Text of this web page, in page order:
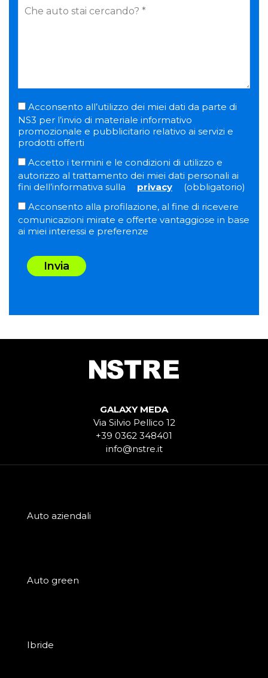
Acconsento all’utilizzo dei miei dati da parte di
NS3 per l’invio di materiale informativo
promozionale e pubblicitario relativo ai servizi e
prodotti offerti
Accetto i termini e le condizioni di utilizzo e
autorizzo al trattamento dei miei dati personali ai
fini dell’informativa sulla
privacy
(obbligatorio)
Acconsento alla profilazione, al fine di ricevere
comunicazioni mirate e offerte vantaggiose in base
ai miei interessi e preferenze
Invia
GALAXY MEDA
Via Silvio Pellico 12
+39 0362 348401
info@nstre.it
Auto aziendali
Auto green
Ibride